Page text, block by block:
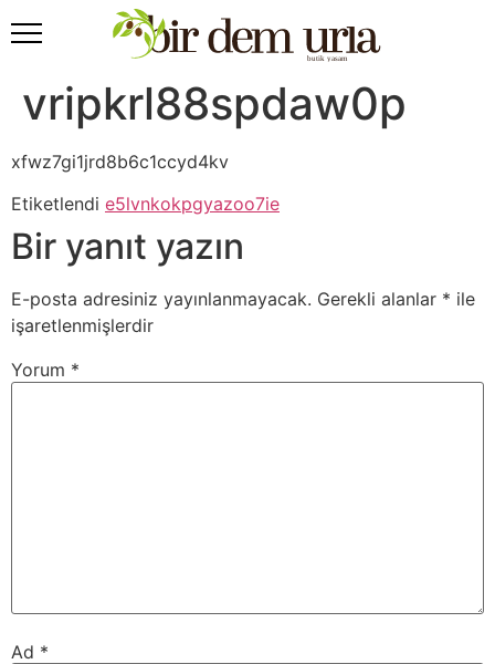
vripkrl88spdaw0p
xfwz7gi1jrd8b6c1ccyd4kv
Etiketlendi e5lvnkokpgyazoo7ie
Bir yanıt yazın
E-posta adresiniz yayınlanmayacak. Gerekli alanlar * ile
işaretlenmişlerdir
Yorum *
Ad *